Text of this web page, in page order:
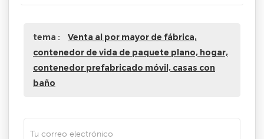
tema :
Venta al por mayor de fábrica,
contenedor de vida de paquete plano, hogar,
contenedor prefabricado móvil, casas con
baño